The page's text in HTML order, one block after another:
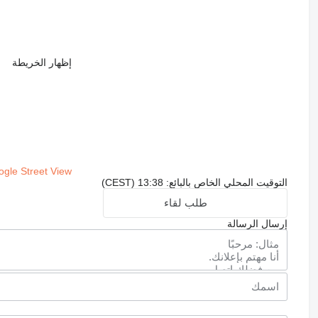
إظهار الخريطة
Street View
التوقيت المحلي الخاص بالبائع: 13:38 (CEST)
طلب لقاء
إرسال الرسالة